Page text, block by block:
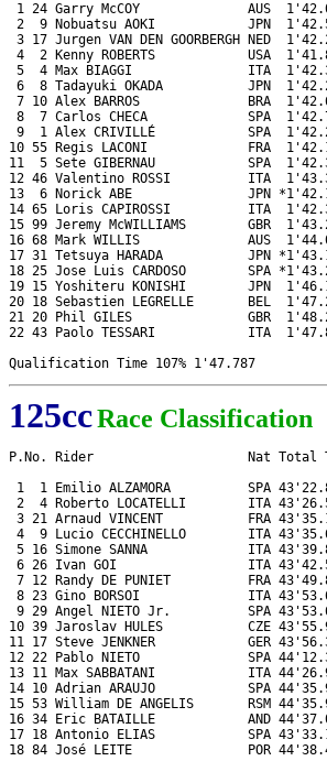
1 24 Garry McCOY              AUS
2  9 Nobuatsu AOKI            JPN
3 17 Jurgen VAN DEN GOORBERGH NED
4  2 Kenny ROBERTS            USA
5  4 Max BIAGGI               ITA
6  8 Tadayuki OKADA           JPN
7 10 Alex BARROS              BRA
8  7 Carlos CHECA             SPA
9  1 Alex CRIVILLÉ            SPA
10 55 Regis LACONI             FRA
11  5 Sete GIBERNAU            SPA
12 46 Valentino ROSSI          ITA
13  6 Norick ABE               JPN
14 65 Loris CAPIROSSI          ITA
15 99 Jeremy McWILLIAMS        GBR
16 68 Mark WILLIS              AUS
17 31 Tetsuya HARADA           JPN
18 25 Jose Luis CARDOSO        SPA
19 15 Yoshiteru KONISHI        JPN
20 18 Sebastien LEGRELLE       BEL
21 20 Phil GILES               GBR
22 43 Paolo TESSARI            ITA
125ccRace Classification
P.No. Rider                    Nat Total
1  1 Emilio ALZAMORA          SPA
2  4 Roberto LOCATELLI        ITA
3 21 Arnaud VINCENT           FRA
4  9 Lucio CECCHINELLO        ITA
5 16 Simone SANNA             ITA
6 26 Ivan GOI                 ITA
7 12 Randy DE PUNIET          FRA
8 23 Gino BORSOI              ITA
9 29 Angel NIETO Jr.          SPA
10 39 Jaroslav HULES           CZE
11 17 Steve JENKNER            GER
12 22 Pablo NIETO              SPA
13 11 Max SABBATANI            ITA
14 10 Adrian ARAUJO            SPA
15 53 William DE ANGELIS       RSM
16 34 Eric BATAILLE            AND
17 18 Antonio ELIAS            SPA
18 84 José LEITE               POR